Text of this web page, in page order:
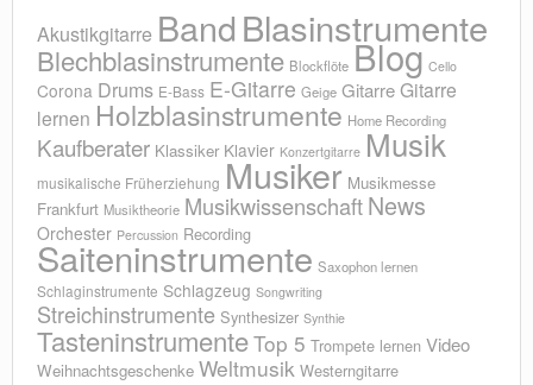
Akustikgitarre BandBlasinstrumente
Blechblasinstrumente Blockflöte Blog Cello
Corona Drums E-Bass E-Gitarre Geige GitarreGitarre
lernen Holzblasinstrumente Home Recording
Kaufberater Klassiker Klavier Konzertgitarre Musik
musikalische Früherziehung Musiker Musikmesse
Frankfurt Musiktheorie MusikwissenschaftNews
Orchester Percussion Recording
Saiteninstrumente Saxophon lernen
Schlaginstrumente Schlagzeug Songwriting
Streichinstrumente Synthesizer Synthie
TasteninstrumenteTop 5 Trompete lernen Video
Weihnachtsgeschenke Weltmusik Westerngitarre